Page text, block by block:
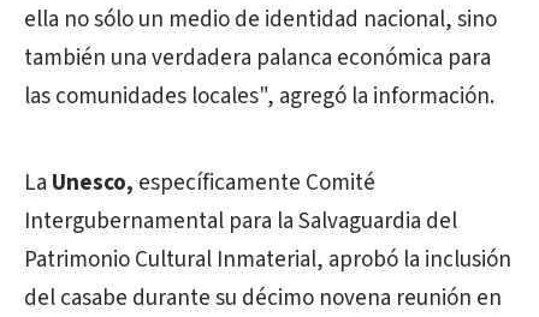
ella no sólo un medio de identidad nacional, sino
también una verdadera palanca económica para
las comunidades locales", agregó la información.
La Unesco, específicamente Comité
Intergubernamental para la Salvaguardia del
Patrimonio Cultural Inmaterial, aprobó la inclusión
del casabe durante su décimo novena reunión en